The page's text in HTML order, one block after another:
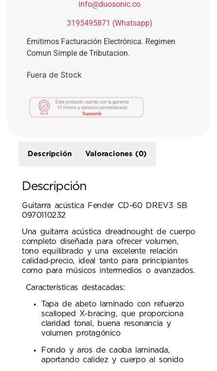
info@duosonic.co
3195495871 (Whatsapp)
Emitimos Facturación Electrónica. Regimen
Comun Simple de Tributacion.
Fuera de Stock
Descripción Valoraciones (0)
Descripción
Guitarra acústica Fender CD-60 DREV3 SB
0970110232
Una guitarra acústica dreadnought de cuerpo
completo diseñada para ofrecer volumen,
tono equilibrado y una excelente relación
calidad‑precio, ideal tanto para principiantes
como para músicos intermedios o avanzados.
Características destacadas:
Tapa de abeto laminado con refuerzo
scalloped X-bracing, que proporciona
claridad tonal, buena resonancia y
volumen protagónico
Fondo y aros de caoba laminada,
aportando calidez y cuerpo al sonido